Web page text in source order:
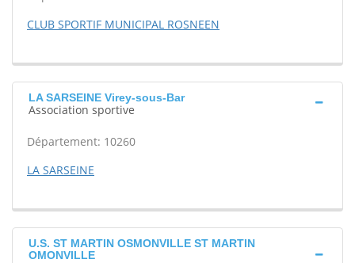
CLUB SPORTIF MUNICIPAL ROSNEEN
LA SARSEINE Virey-sous-Bar
Association sportive
Département: 10260
LA SARSEINE
U.S. ST MARTIN OSMONVILLE ST MARTIN
OMONVILLE